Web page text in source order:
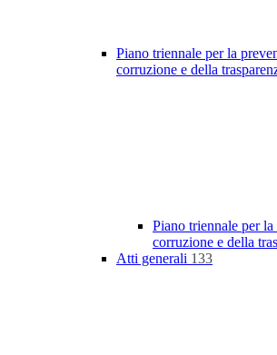
Piano triennale per la
corruzione e della
Piano triennale per
corruzione e della
Atti generali 133